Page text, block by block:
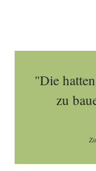
"Die
zu